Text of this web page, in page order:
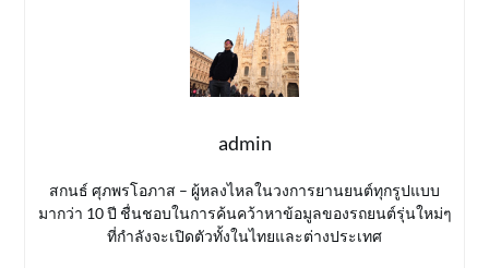
admin
สกนธ์ ศุภพรโอภาส – ผู้หลงไหลในวงการยานยนต์ทุกรูปแบบ
มากว่า 10 ปี ชื่นชอบในการค้นคว้าหาข้อมูลของรถยนต์รุ่นใหม่ๆ
ที่กำลังจะเปิดตัวทั้งในไทยและต่างประเทศ